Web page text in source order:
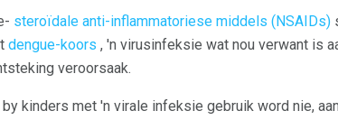
steroïdale anti-inflammatoriese middels (NSAIDs)
dengue-koors , 'n virusinfeksie wat nou verwant is
veroorsaak.
kinders met 'n virale infeksie gebruik word nie,